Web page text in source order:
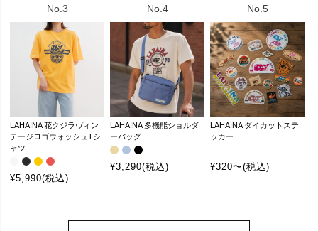
No.3
LAHAINA 花クジラヴィン
テージロゴウォッシュTシ
ャツ
¥5,990(税込)
No.4
LAHAINA 多機能ショルダ
ーバッグ
¥3,290(税込)
No.5
LAHAINA ダイカットステ
ッカー
¥320〜(税込)